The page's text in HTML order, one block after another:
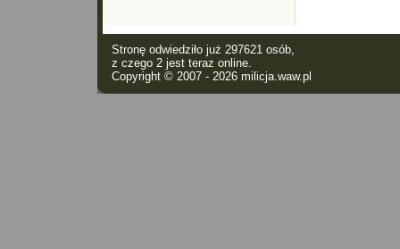
Stronę odwiedziło już 297621 osób,
z czego 2 jest teraz online.
Copyright © 2007 - 2026 milicja.waw.pl